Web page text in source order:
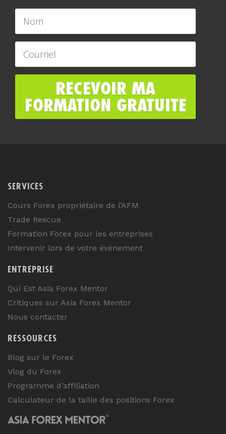
SERVICES
Cours Forex propriétaire de l’AFM
Trade Rescue
Formation Forex pour les entreprises
Intervenir lors de votre événement
ENTREPRISE
Qui Est Asia Forex Mentor
Critiques sur Asia Forex Mentor
Nous contacter
RESSOURCES
Blog sur le Forex
Vlog du Forex
Programme d’affiliation
Calculateur de la taille des positions Forex